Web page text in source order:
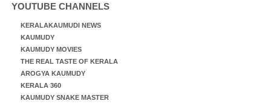
YOUTUBE CHANNELS
KERALAKAUMUDI NEWS
KAUMUDY
KAUMUDY MOVIES
THE REAL TASTE OF KERALA
AROGYA KAUMUDY
KERALA 360
KAUMUDY SNAKE MASTER